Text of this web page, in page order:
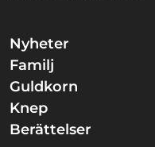
Nyheter
Familj
Guldkorn
Knep
Berättelser